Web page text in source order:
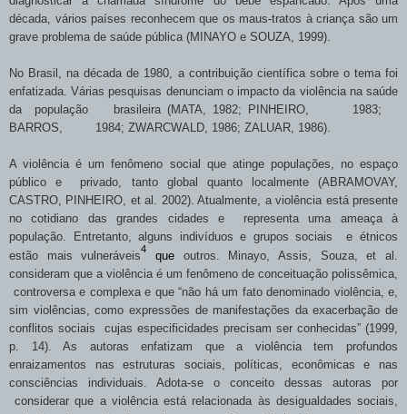
década, vários países reconhecem que os maus-tratos à criança são um
grave problema de saúde pública (MINAYO e SOUZA, 1999).
No Brasil, na década de 1980, acontribuição científica sobre o tema foi
enfatizada. Várias pesquisas denunciam o impacto da violência na saúde
da população brasileira (MATA, 1982; PINHEIRO, 1983;
BARROS, 1984; ZWARCWALD, 1986; ZALUAR, 1986).
A violência é um fenômeno social que atinge populações, no espaço
público e privado, tanto global quanto localmente (ABRAMOVAY,
CASTRO, PINHEIRO, et al. 2002). Atualmente, a violência está presente
no cotidiano das grandes cidades e representa uma ameaça à
população. Entretanto, alguns indivíduos e grupos sociais e étnicos
estão mais vulneráveis
4
que outros. Minayo, Assis, Souza, et al.
consideram que a violência é um fenômeno de conceituação polissêmica,
controversa e complexa e que “não há um fato denominado violência, e,
sim violências, como expressões de manifestações da exacerbação de
conflitos sociais cujas especificidades precisam ser conhecidas” (1999,
p. 14). As autoras enfatizam que a violência tem profundos
enraizamentos nas estruturas sociais, políticas, econômicas e nas
consciências individuais. Adota-se o conceito dessas autoras por
considerar que a violência está relacionada às desigualdades sociais,